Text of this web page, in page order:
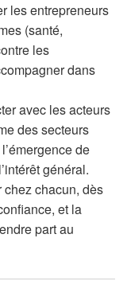
les entrepreneurs
(santé,
les
dans
avec les acteurs
des secteurs
de
général.
chez chacun, dès
et la
part au